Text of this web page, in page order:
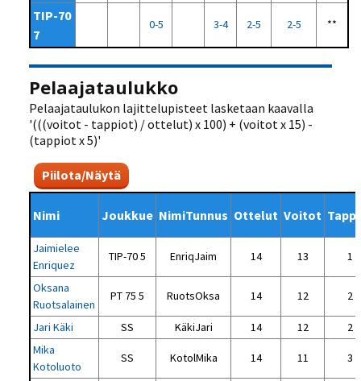
TIP-70
7
0-5 3-4 2-5 2-5 **
Pelaajataulukko
Pelaajataulukon lajittelupisteet lasketaan kaavalla
'(((voitot - tappiot) / ottelut) x 100) + (voitot x 15) -
(tappiot x 5)'
Piilota/Näytä
Nimi Joukkue NimiTunnus Ottelut Voitot
Jaimielee
Enriquez
TIP-70 5 EnriqJaim 14 13 1
Oksana
Ruotsalainen
PT 75 5 RuotsOksa 14 12 2
Jari Käki SS KäkiJari 14 12
2
Mika
Kotoluoto
SS KotolMika 14 11 3